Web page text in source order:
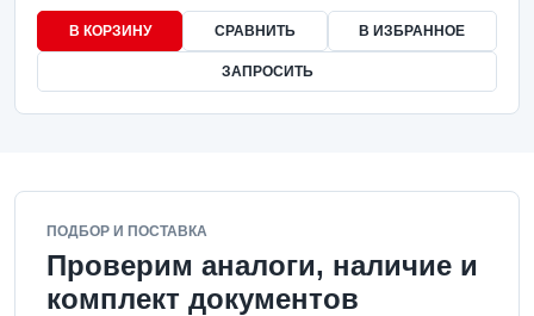
В КОРЗИНУ СРАВНИТЬ В ИЗБРАННОЕ
ЗАПРОСИТЬ
ПОДБОР И ПОСТАВКА
Проверим аналоги, наличие и
комплект документов